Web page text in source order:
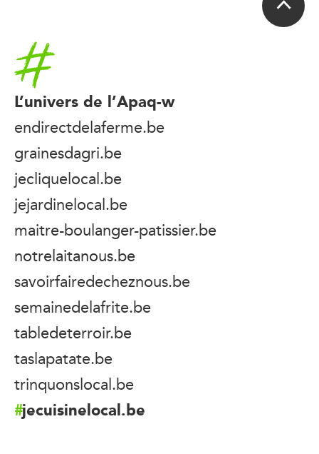
Accueil
L’univers de l’Apaq-w
endirectdelaferme.be
grainesdagri.be
jecliquelocal.be
jejardinelocal.be
maitre-boulanger-patissier.be
notrelaitanous.be
savoirfairedecheznous.be
semainedelafrite.be
tabledeterroir.be
taslapatate.be
trinquonslocal.be
jecuisinelocal.be